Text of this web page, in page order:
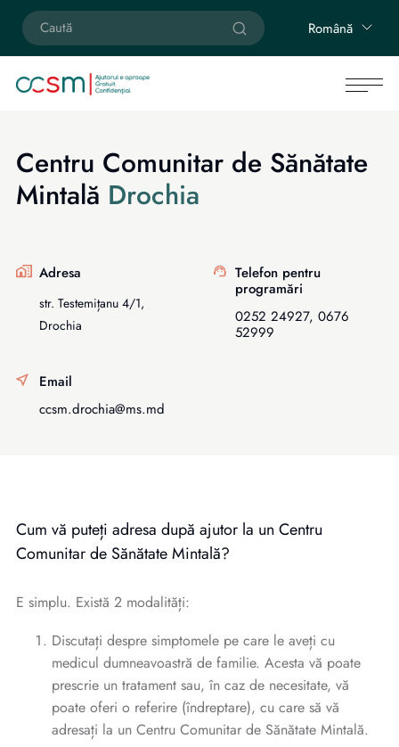
Română
Centru Comunitar de Sănătate
Mintală Drochia
Adresa
str. Testemițanu 4/1,
Drochia
Telefon pentru
programări
0252 24927, 0676
52999
Email
ccsm.drochia@ms.md
Cum vă puteți adresa după ajutor la un Centru
Comunitar de Sănătate Mintală?
E simplu. Există 2 modalități:
Discutați despre simptomele pe care le aveți cu
medicul dumneavoastră de familie. Acesta vă poate
prescrie un tratament sau, în caz de necesitate, vă
poate oferi o referire (îndreptare), cu care să vă
adresați la un Centru Comunitar de Sănătate Mintală.